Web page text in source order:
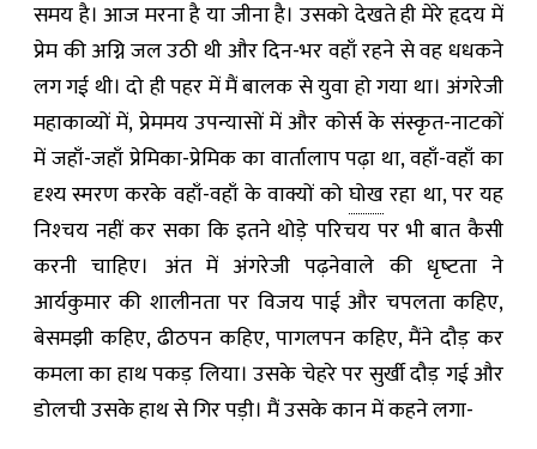
समय है। आज मरना है या जीना है। उसको देखते ही मेरे हृदय में
प्रेम की अग्नि जल उठी थी और दिन-भर वहाँ रहने से वह धधकने
लग गई थी। दो ही पहर में मैं बालक से युवा हो गया था। अंगरेजी
महाकाव्यों में, प्रेममय उपन्यासों में और कोर्स के संस्कृत-नाटकों
में जहाँ-जहाँ प्रेमिका-प्रेमिक का वार्तालाप पढ़ा था, वहाँ-वहाँ का
दृश्य स्मरण करके वहाँ-वहाँ के वाक्यों कोघोखरहा था, पर यह
निश्‍चय नहीं कर सका कि इतने थोड़े परिचय पर भी बात कैसी
करनी चाहिए। अंत में अंगरेजी पढ़नेवाले की धृष्‍टता ने
आर्यकुमार की शालीनता पर विजय पाई और चपलता कहिए,
बेसमझी कहिए, ढीठपन कहिए, पागलपन कहिए, मैंने दौड़ कर
कमला का हाथ पकड़ लिया। उसके चेहरे पर सुर्खी दौड़ गई और
डोलची उसके हाथ से गिर पड़ी। मैं उसके कान में कहने लगा-